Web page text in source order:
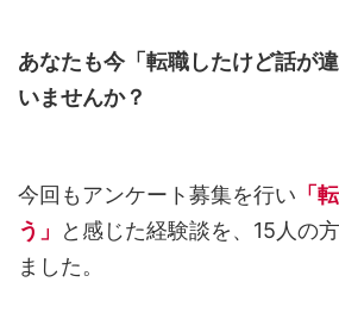
あなたも今「転職したけど話が
いませんか？
今回もアンケート募集を行い 「
う」
と感じた経験談を、15人の
ました。